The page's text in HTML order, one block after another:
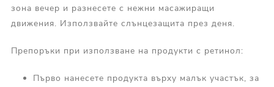
зона вечер и разнесете с нежни масажиращи
движения. Използвайте слънцезащита през деня.
Препоръки при използване на продукти с ретинол:
Първо нанесете продукта върху малък участък, за